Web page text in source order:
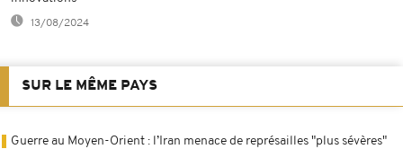
13/08/2024
SUR LE MÊME PAYS
Guerre au Moyen-Orient : l’Iran menace de représailles "plus sévères"